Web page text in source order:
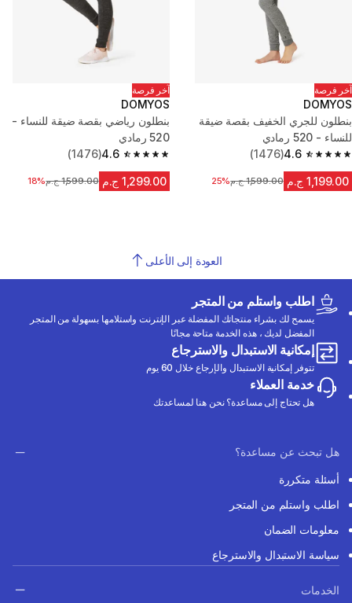
آخر فرصة
DOMYOS
بنطلون للجري الخفيف بقصة ضيقة
للنساء - 520 رمادي
4.6
4.6 out of 5 stars from 1476 reviews
(1476)
1,199.00 ج.م السعر قبل التخفيض
1,599.00 ج.م 25%
آخر فرصة
DOMYOS
بنطلون رياضي بقصة ضيقة للنساء -
520 رمادي
4.6
4.6 out of 5 stars from 1476 reviews
(1476)
1,299.00 ج.م السعر قبل التخفيض
1,599.00 ج.م 18%
العودة إلى الأعلى
اطلب واستلم من المتجر
يسمح لك بشراء منتجاتك المفضلة عبر الإنترنت واستلامها بسهولة من المتجر
المفضل لديك ، هذه الخدمة متاحة مجانًا
إمكانية الاستبدال والاسترجاع
تتوفر إمكانية الاستبدال والإرجاع خلال 60 يوم
خدمة العملاء
هل تحتاج إلى مساعدة؟ نحن هنا لمساعدتك
هل تبحث عن مساعدة؟
أسئلة متكررة
اطلب واستلم من المتجر
معلومات الضمان
سياسة الاستبدال والاسترجاع
الخدمات